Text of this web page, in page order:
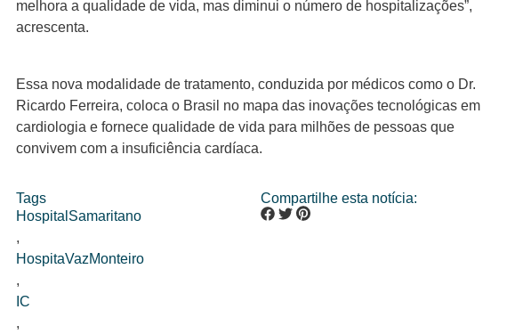
melhora a qualidade de vida, mas diminui o número de hospitalizações”,
acrescenta.
Essa nova modalidade de tratamento, conduzida por médicos como o Dr.
Ricardo Ferreira, coloca o Brasil no mapa das inovações tecnológicas em
cardiologia e fornece qualidade de vida para milhões de pessoas que
convivem com a insuficiência cardíaca.
Tags
HospitalSamaritano
,
HospitaVazMonteiro
,
IC
,
Compartilhe esta notícia: